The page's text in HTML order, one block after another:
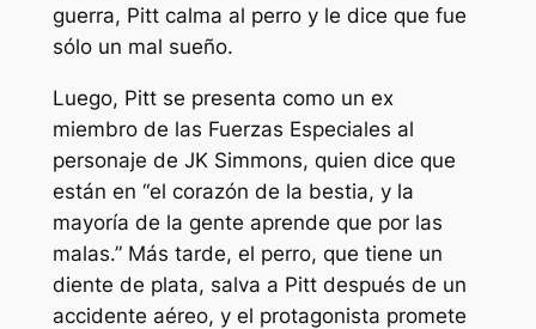
guerra, Pitt calma al perro y le dice que fue
sólo un mal sueño.
Luego, Pitt se presenta como un ex
miembro de las Fuerzas Especiales al
personaje de JK Simmons, quien dice que
están en “el corazón de la bestia, y la
mayoría de la gente aprende que por las
malas.” Más tarde, el perro, que tiene un
diente de plata, salva a Pitt después de un
accidente aéreo, y el protagonista promete